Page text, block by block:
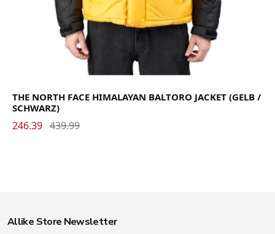
THE NORTH FACE HIMALAYAN BALTORO JACKET (GELB /
SCHWARZ)
246.39 439.99
Allike Store Newsletter